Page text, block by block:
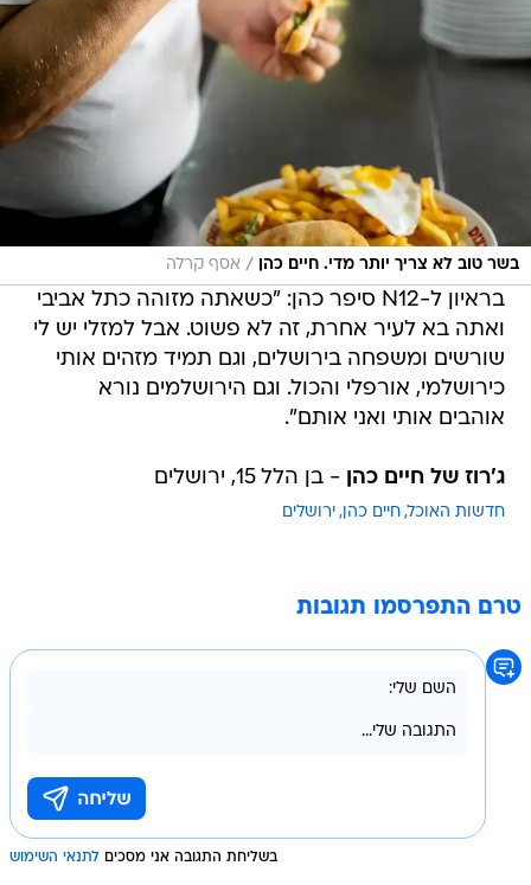
בשר טוב לא צריך יותר מדי. חיים כהן / אסף קרלה
בראיון ל-N12 סיפר כהן: "כשאתה מזוהה כתל אביבי
ואתה בא לעיר אחרת, זה לא פשוט. אבל למזלי יש לי
שורשים ומשפחה בירושלים, וגם תמיד מזהים אותי
כירושלמי, אורפלי והכול. וגם הירושלמים נורא
אוהבים אותי ואני אותם".
ג'רוז של חיים כהן - בן הלל 15, ירושלים
חדשות האוכל חיים כהן ירושלים
טרם התפרסמו תגובות
בשליחת התגובה אני מסכים לתנאי השימוש